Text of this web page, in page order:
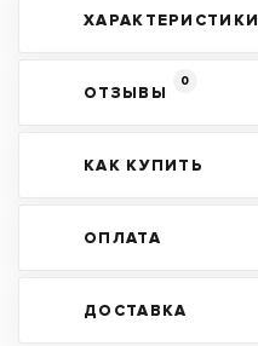
ХАРАКТЕРИСТИКИ
ОТЗЫВЫ
0
КАК КУПИТЬ
ОПЛАТА
ДОСТАВКА